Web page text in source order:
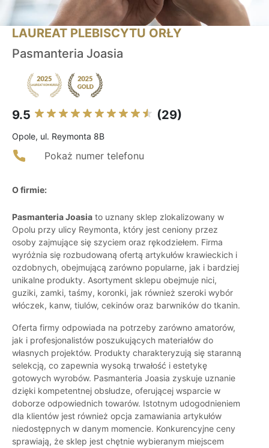
LAUREAT PLEBISCYTU ORŁY
Pasmanteria Joasia
9.5 (29)
Opole, ul. Reymonta 8B
Pokaż numer telefonu
O firmie:
Pasmanteria Joasia to uznany sklep zlokalizowany w
Opolu przy ulicy Reymonta, który jest ceniony przez
osoby zajmujące się szyciem oraz rękodziełem. Firma
wyróżnia się rozbudowaną ofertą artykułów krawieckich i
ozdobnych, obejmującą zarówno popularne, jak i bardziej
unikalne produkty. Asortyment sklepu obejmuje nici,
guziki, zamki, taśmy, koronki, jak również szeroki wybór
włóczek, kanw, tiulów, cekinów oraz barwników do tkanin.
Oferta firmy odpowiada na potrzeby zarówno amatorów,
jak i profesjonalistów poszukujących materiałów do
własnych projektów. Produkty charakteryzują się staranną
selekcją, co zapewnia wysoką trwałość i estetykę
gotowych wyrobów. Pasmanteria Joasia zyskuje uznanie
dzięki kompetentnej obsłudze, oferującej wsparcie w
doborze odpowiednich towarów. Istotnym udogodnieniem
dla klientów jest również opcja zamawiania artykułów
niedostępnych w danym momencie. Konkurencyjne ceny
sprawiają, że sklep jest chętnie wybieranym miejscem